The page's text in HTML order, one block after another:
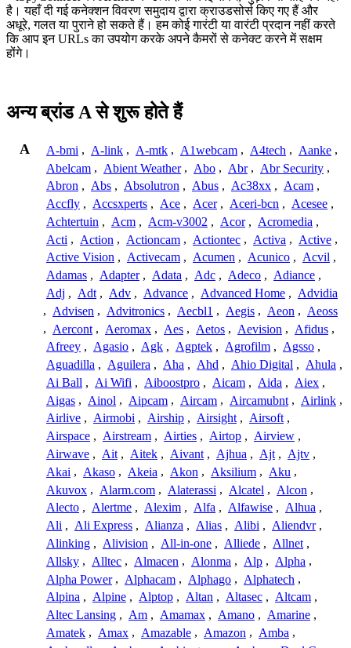
है। यहाँ दी गई कनेक्शन विवरण समुदाय द्वारा क्राउडसोर्स किए गए हैं और
अधूरे, गलत या पुराने हो सकते हैं। हम कोई गारंटी या वारंटी प्रदान नहीं करते
कि आप इन URLs का उपयोग करके अपने कैमरों से कनेक्ट करने में सक्षम
होंगे।
अन्य ब्रांड A से शुरू होते हैं
A A-bmi , A-link , A-mtk , A1webcam , A4tech , Aanke ,
Abelcam , Abient Weather , Abo , Abr , Abr Security ,
Abron , Abs , Absolutron , Abus , Ac38xx , Acam ,
Accfly , Accsxperts , Ace , Acer , Aceri-bcn , Acesee ,
Achtertuin , Acm , Acm-v3002 , Acor , Acromedia ,
Acti , Action , Actioncam , Actiontec , Activa , Active ,
Active Vision , Activecam , Acumen , Acunico , Acvil ,
Adamas , Adapter , Adata , Adc , Adeco , Adiance ,
Adj , Adt , Adv , Advance , Advanced Home , Advidia
, Advisen , Advitronics , Aecbl1 , Aegis , Aeon , Aeoss
, Aercont , Aeromax , Aes , Aetos , Aevision , Afidus ,
Afreey , Agasio , Agk , Agptek , Agrofilm , Agsso ,
Aguadilla , Aguilera , Aha , Ahd , Ahio Digital , Ahula ,
Ai Ball , Ai Wifi , Aiboostpro , Aicam , Aida , Aiex ,
Aigas , Ainol , Aipcam , Aircam , Aircamubnt , Airlink ,
Airlive , Airmobi , Airship , Airsight , Airsoft ,
Airspace , Airstream , Airties , Airtop , Airview ,
Airwave , Ait , Aitek , Aivant , Ajhua , Ajt , Ajtv ,
Akai , Akaso , Akeia , Akon , Aksilium , Aku ,
Akuvox , Alarm.com , Alaterassi , Alcatel , Alcon ,
Alecto , Alertme , Alexim , Alfa , Alfawise , Alhua ,
Ali , Ali Express , Alianza , Alias , Alibi , Aliendvr ,
Alinking , Alivision , All-in-one , Alliede , Allnet ,
Allsky , Alltec , Almacen , Alonma , Alp , Alpha ,
Alpha Power , Alphacam , Alphago , Alphatech ,
Alpina , Alpine , Alptop , Altan , Altasec , Altcam ,
Altec Lansing , Am , Amamax , Amano , Amarine ,
Amatek , Amax , Amazable , Amazon , Amba ,